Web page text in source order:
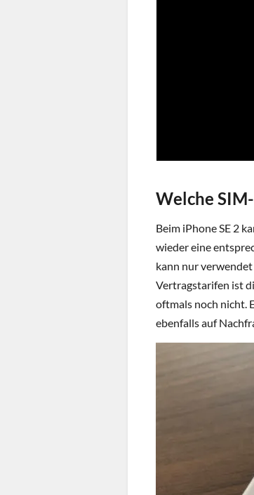
Welche
Beim iPhone SE 2
wieder eine
kann nur
Vertragstarifen ist
oftmals noch nicht.
ebenfalls auf